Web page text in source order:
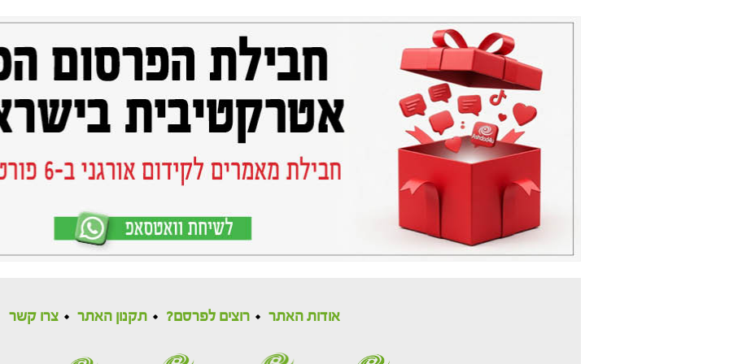
אודות האתר רוצים לפרסם? תקנון האתר צרו קשר